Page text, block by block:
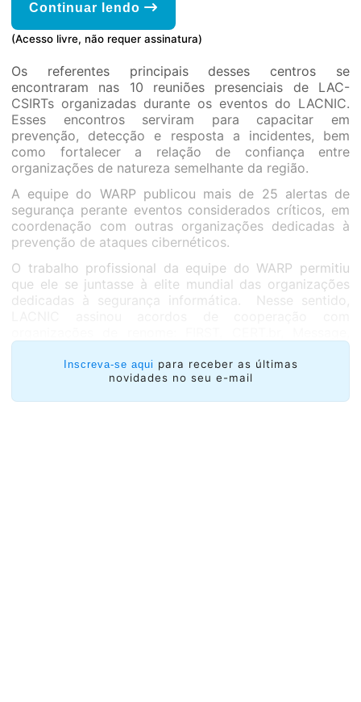
Continuar lendo
(Acesso livre, não requer assinatura)
Os referentes principais desses centros se
encontraram nas 10 reuniões presenciais de LAC-
CSIRTs organizadas durante os eventos do LACNIC.
Esses encontros serviram para capacitar em
prevenção, detecção e resposta a incidentes, bem
como fortalecer a relação de confiança entre
organizações de natureza semelhante da região.
A equipe do WARP publicou mais de 25 alertas de
segurança perante eventos considerados críticos, em
coordenação com outras organizações dedicadas à
prevenção de ataques cibernéticos.
O trabalho profissional da equipe do WARP permitiu
que ele se juntasse à elite mundial das organizações
dedicadas à segurança informática. Nesse sentido,
Mobile, Malware Anti Abuse Working Group
(M3AAWG), Anti- Phishing Working Group (APWG),
Stop, Think & Connect (STC) e Team Cymru.
Inscreva-se aqui para receber as últimas
novidades no seu e-mail